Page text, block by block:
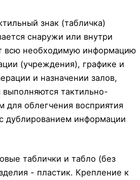
знак (табличка)
снаружи или внутри
всю необходимую информацию
(учреждения), графике и
и назначении залов,
тактильно-
облегчения восприятия
дублированием информации
таблички и табло (без
- пластик. Крепление к